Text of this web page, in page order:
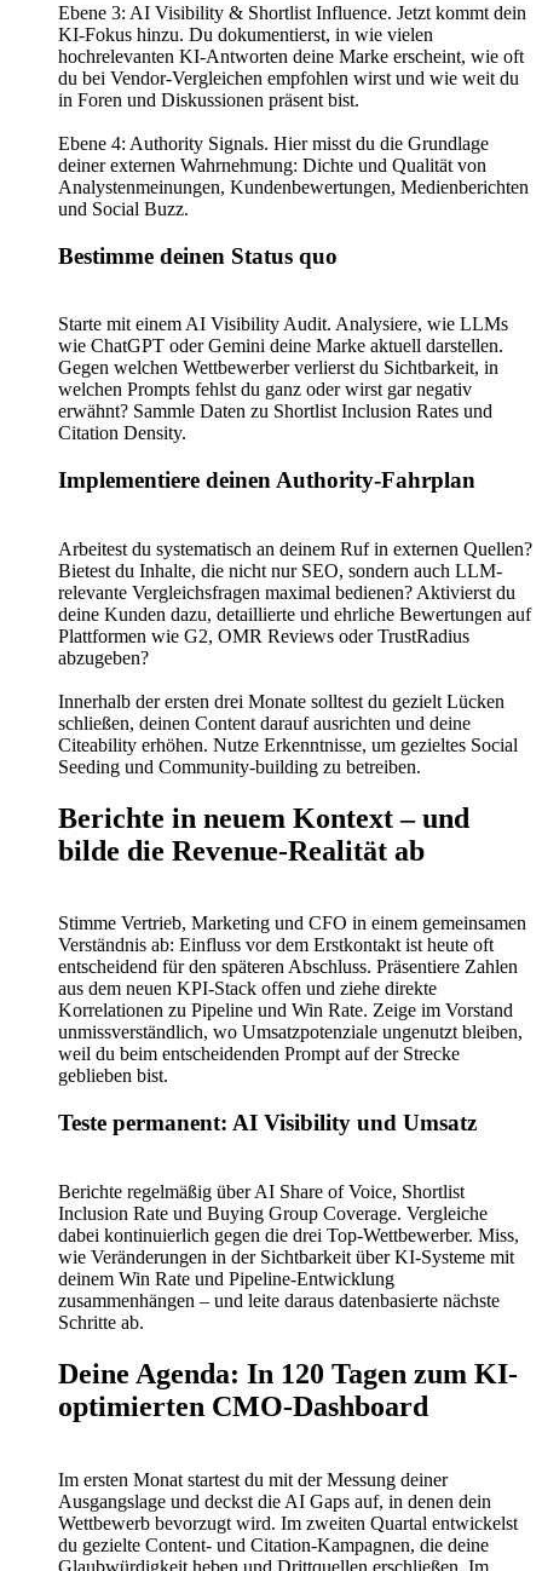
Ebene 3: AI Visibility & Shortlist Influence. Jetzt kommt dein
KI-Fokus hinzu. Du dokumentierst, in wie vielen
hochrelevanten KI-Antworten deine Marke erscheint, wie oft
du bei Vendor-Vergleichen empfohlen wirst und wie weit du
in Foren und Diskussionen präsent bist.
Ebene 4: Authority Signals. Hier misst du die Grundlage
deiner externen Wahrnehmung: Dichte und Qualität von
Analystenmeinungen, Kundenbewertungen, Medienberichten
und Social Buzz.
Bestimme deinen Status quo
Starte mit einem AI Visibility Audit. Analysiere, wie LLMs
wie ChatGPT oder Gemini deine Marke aktuell darstellen.
Gegen welchen Wettbewerber verlierst du Sichtbarkeit, in
welchen Prompts fehlst du ganz oder wirst gar negativ
erwähnt? Sammle Daten zu Shortlist Inclusion Rates und
Citation Density.
Implementiere deinen Authority-Fahrplan
Arbeitest du systematisch an deinem Ruf in externen Quellen?
Bietest du Inhalte, die nicht nur SEO, sondern auch LLM-
relevante Vergleichsfragen maximal bedienen? Aktivierst du
deine Kunden dazu, detaillierte und ehrliche Bewertungen auf
Plattformen wie G2, OMR Reviews oder TrustRadius
abzugeben?
Innerhalb der ersten drei Monate solltest du gezielt Lücken
schließen, deinen Content darauf ausrichten und deine
Citeability erhöhen. Nutze Erkenntnisse, um gezieltes Social
Seeding und Community-building zu betreiben.
Berichte in neuem Kontext – und
bilde die Revenue-Realität ab
Stimme Vertrieb, Marketing und CFO in einem gemeinsamen
Verständnis ab: Einfluss vor dem Erstkontakt ist heute oft
entscheidend für den späteren Abschluss. Präsentiere Zahlen
aus dem neuen KPI-Stack offen und ziehe direkte
Korrelationen zu Pipeline und Win Rate. Zeige im Vorstand
unmissverständlich, wo Umsatzpotenziale ungenutzt bleiben,
weil du beim entscheidenden Prompt auf der Strecke
geblieben bist.
Teste permanent: AI Visibility und Umsatz
Berichte regelmäßig über AI Share of Voice, Shortlist
Inclusion Rate und Buying Group Coverage. Vergleiche
dabei kontinuierlich gegen die drei Top-Wettbewerber. Miss,
wie Veränderungen in der Sichtbarkeit über KI-Systeme mit
deinem Win Rate und Pipeline-Entwicklung
zusammenhängen – und leite daraus datenbasierte nächste
Schritte ab.
Deine Agenda: In 120 Tagen zum KI-
optimierten CMO-Dashboard
Im ersten Monat startest du mit der Messung deiner
Ausgangslage und deckst die AI Gaps auf, in denen dein
Wettbewerb bevorzugt wird. Im zweiten Quartal entwickelst
du gezielte Content- und Citation-Kampagnen, die deine
Glaubwürdigkeit heben und Drittquellen erschließen. Im